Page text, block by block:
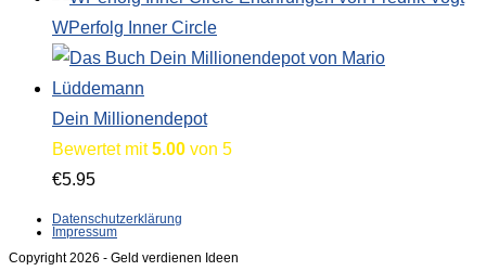
WPerfolg Inner Circle
Dein Millionendepot
Bewertet mit5.00 von 5
€5.95
Datenschutzerklärung
Impressum
Copyright 2026 - Geld verdienen Ideen